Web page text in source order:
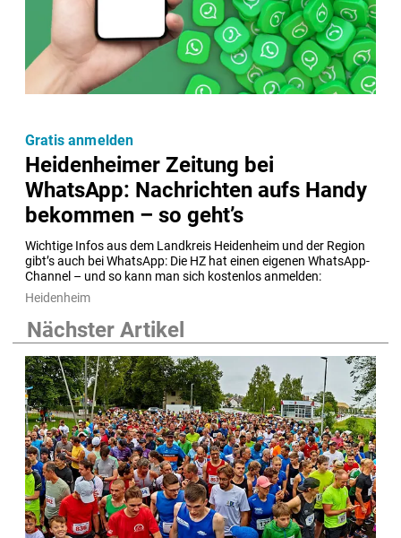
Heidenheimer Zeitung bei
WhatsApp: Nachrichten aufs Handy
bekommen – so geht’s
Wichtige Infos aus dem Landkreis Heidenheim und der Region
gibt’s auch bei WhatsApp: Die HZ hat einen eigenen WhatsApp-
Channel – und so kann man sich kostenlos anmelden:
Gratis anmelden
Heidenheim
Nächster Artikel